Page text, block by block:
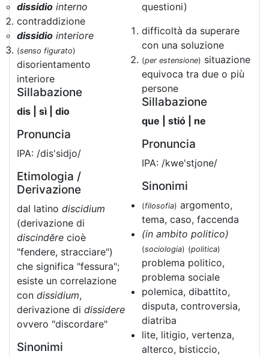
dissidio interno
contraddizione
dissidio interiore
(senso figurato)
disorientamento
interiore
Sillabazione
dis | sì | dio
Pronuncia
IPA: /dis'sidjo/
Etimologia /
Derivazione
dal latino discidium
(derivazione di
discindĕre cioè
"fendere, stracciare")
che significa "fessura";
esiste un correlazione
con dissidium,
derivazione di dissidere
ovvero "discordare"
Sinonimi
questioni)
difficoltà da superare
con una soluzione
(per estensione) situazione
equivoca tra due o più
persone
Sillabazione
que | stió | ne
Pronuncia
IPA: /kwe'stjone/
Sinonimi
(filosofia) argomento,
tema, caso, faccenda
(in ambito politico)
(sociologia) (politica)
problema politico,
problema sociale
polemica, dibattito,
disputa, controversia,
diatriba
lite, litigio, vertenza,
alterco, bisticcio,